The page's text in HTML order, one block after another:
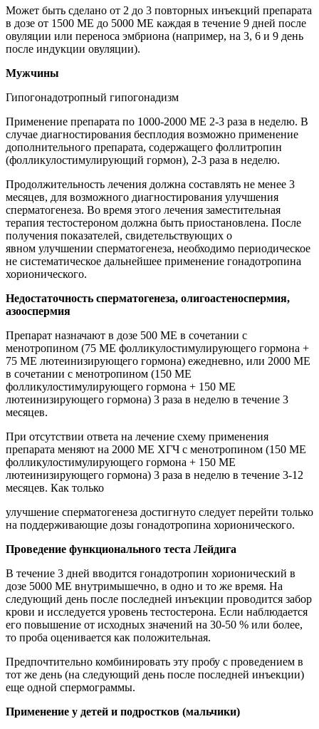
Может быть сделано от 2 до 3 повторных инъекций препарата
в дозе от 1500 МЕ до 5000 МЕ каждая в течение 9 дней после
овуляции или переноса эмбриона (например, на 3, 6 и 9 день
после индукции овуляции).
Мужчины
Гипогонадотропный гипогонадизм
Применение препарата по 1000-2000 МE 2-3 раза в неделю. В
случае диагностирования бесплодия возможно применение
дополнительного препарата, содержащего фоллитропин
(фолликулостимулирующий гормон), 2-3 раза в неделю.
Продолжительность лечения должна составлять не менее 3
месяцев, для возможного диагностирования улучшения
сперматогенеза. Во время этого лечения заместительная
терапия тестостероном должна быть приостановлена. После
получения показателей, свидетельствующих о
явном улучшении сперматогенеза, необходимо периодическое
не систематическое дальнейшее применение гонадотропина
хорионического.
Недостаточность сперматогенеза, олигоастеноспермия,
азооспермия
Препарат назначают в дозе 500 МE в сочетании с
менотропином (75 МЕ фолликулостимулирующего гормона +
75 МЕ лютеинизирующего гормона) ежедневно, или 2000 МE
в сочетании с менотропином (150 МЕ
фолликулостимулирующего гормона + 150 МЕ
лютеинизирующего гормона) 3 раза в неделю в течение 3
месяцев.
При отсутствии ответа на лечение схему применения
препарата меняют на 2000 МE ХГЧ с менотропином (150 МЕ
фолликулостимулирующего гормона + 150 МЕ
лютеинизирующего гормона) 3 раза в неделю в течение 3-12
месяцев. Как только
улучшение сперматогенеза достигнуто следует перейти только
на поддерживающие дозы гонадотропина хорионического.
Проведение функционального теста Лейдига
В течение 3 дней вводится гонадотропин хорионический в
дозе 5000 МЕ внутримышечно, в одно и то же время. На
следующий день после последней инъекции проводится забор
крови и исследуется уровень тестостерона. Если наблюдается
его повышение от исходных значений на 30-50 % или более,
то проба оценивается как положительная.
Предпочтительно комбинировать эту пробу с проведением в
тот же день (на следующий день после последней инъекции)
еще одной спермограммы.
Применение у детей и подростков (мальчики)